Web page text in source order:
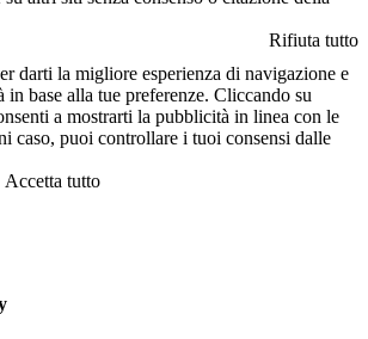
Rifiuta tutto
darti la migliore esperienza di navigazione e
base alla tue preferenze. Cliccando su
a mostrarti la pubblicità in linea con le
caso, puoi controllare i tuoi consensi dalle
Accetta tutto